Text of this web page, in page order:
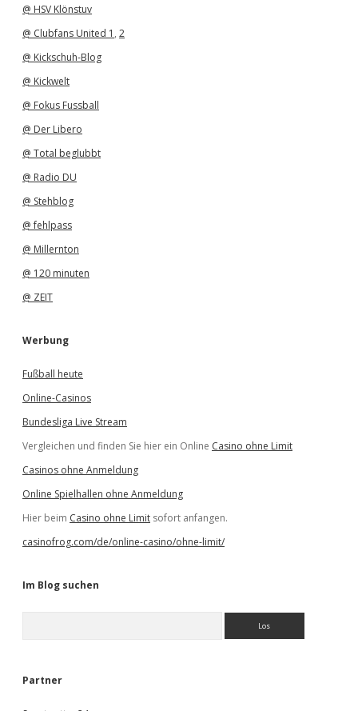
@ HSV Klönstuv
@ Clubfans United 1 , 2
@ Kickschuh-Blog
@ Kickwelt
@ Fokus Fussball
@ Der Libero
@ Total beglubbt
@ Radio DU
@ Stehblog
@ fehlpass
@ Millernton
@ 120 minuten
@ ZEIT
Werbung
Fußball heute
Online-Casinos
Bundesliga Live Stream
Vergleichen und finden Sie hier ein Online Casino ohne Limit
Casinos ohne Anmeldung
Online Spielhallen ohne Anmeldung
Hier beim Casino ohne Limit sofort anfangen.
casinofrog.com/de/online-casino/ohne-limit/
Im Blog suchen
e
Partner